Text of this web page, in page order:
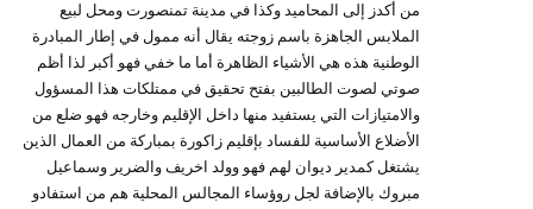
من أكدز إلى المحاميد وكذا في مدينة تمنصورت ومحل لبيع
الملابس الجاهزة باسم زوجته يقال أنه ممول في إطار المبادرة
الوطنية هذه هي الأشياء الظاهرة أما ما خفي فهو أكبر لذا أظم
صوتي لصوت الطالبين بفتح تحقيق في ممتلكات هذا المسؤول
والامتيازات التي يستفيد منها داخل الإقليم وخارجه فهو ضلع من
الأضلاع الأساسية للفساد بإقليم زاكورة بمباركة من العمال الذين
يشتغل كمدير ديوان لهم فهو وولد اخريف والضرير وسماعيل
مبروك بالإضافة لجل روؤساء المجالس المحلية هم من استفادو